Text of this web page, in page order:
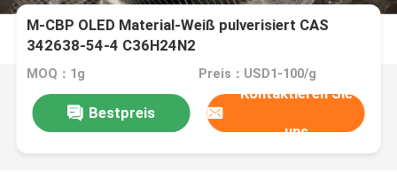
M-CBP OLED Material-Weiß pulverisiert CAS
342638-54-4 C36H24N2
MOQ：1g Preis：USD1-100/g
Bestpreis
Kontaktieren Sie
uns